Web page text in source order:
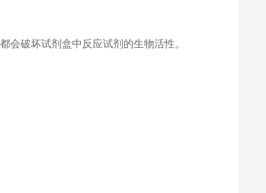
会破坏试剂盒中反应试剂的生物活性。